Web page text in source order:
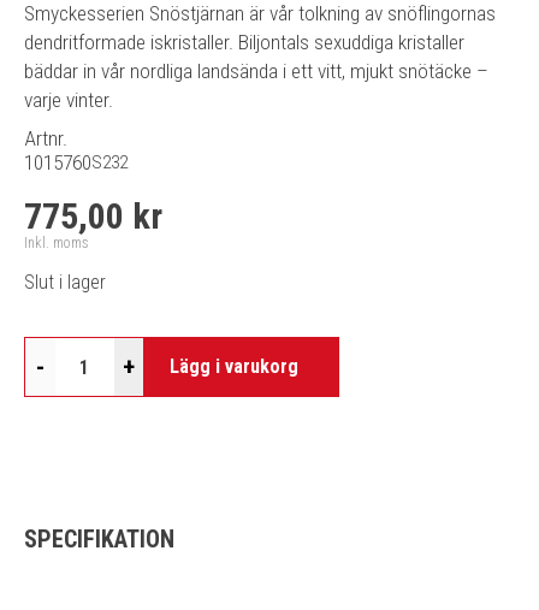
Smyckesserien Snöstjärnan är vår tolkning av snöflingornas
dendritformade iskristaller. Biljontals sexuddiga kristaller
bäddar in vår nordliga landsända i ett vitt, mjukt snötäcke –
varje vinter.
Artnr.
1015760S232
775,00 kr
Inkl. moms
Slut i lager
- + Lägg i varukorg
SPECIFIKATION